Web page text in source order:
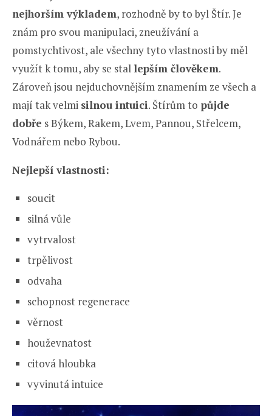
nejhorším výkladem, rozhodně by to byl Štír. Je
znám pro svou manipulaci, zneužívání a
pomstychtivost, ale všechny tyto vlastnosti by měl
využít k tomu, aby se stal lepším člověkem.
Zároveň jsou nejduchovnějším znamením ze všech a
mají tak velmi silnou intuici. Štírům to půjde
dobře s Býkem, Rakem, Lvem, Pannou, Střelcem,
Vodnářem nebo Rybou.
Nejlepší vlastnosti:
soucit
silná vůle
vytrvalost
trpělivost
odvaha
schopnost regenerace
věrnost
houževnatost
citová hloubka
vyvinutá intuice